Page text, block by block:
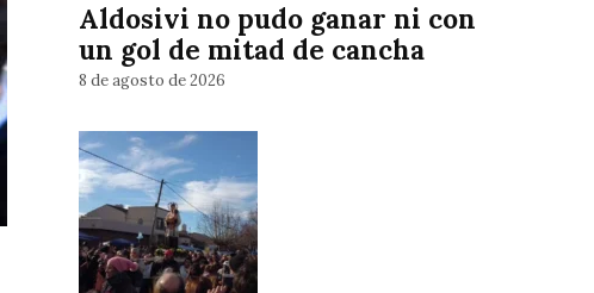
Aldosivi no pudo ganar ni con
un gol de mitad de cancha
8 de agosto de 2026